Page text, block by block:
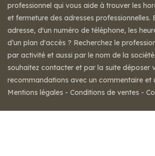
professionnel qui vous aide à trouver les
et fermeture des adresses professionnelles.
adresse, d'un numéro de téléphone, les
d’un plan d'accès ? Recherchez le
par activité et aussi par le nom de la
souhaitez contacter et par la suite déposer
recommandations avec un commentaire et
Mentions légales - Conditions de ventes -